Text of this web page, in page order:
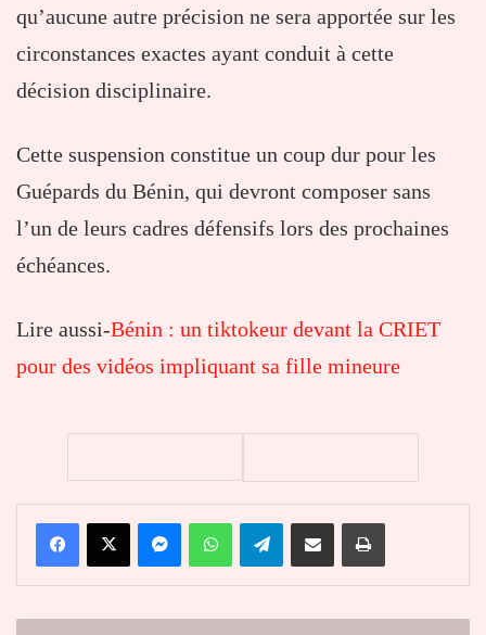
qu’aucune autre précision ne sera apportée sur les
circonstances exactes ayant conduit à cette
décision disciplinaire.
Cette suspension constitue un coup dur pour les
Guépards du Bénin, qui devront composer sans
l’un de leurs cadres défensifs lors des prochaines
échéances.
Lire aussi-Bénin : un tiktokeur devant la CRIET
pour des vidéos impliquant sa fille mineure
FacebookX MessengerWhatsAppTelegramPartager par email Imprimer